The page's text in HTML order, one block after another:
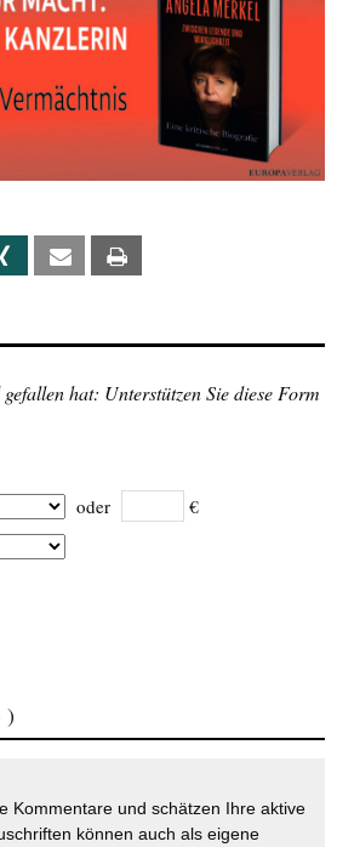
Xing Email
hat: Unterstützen Sie diese Form
oder €
)
Kommentare und schätzen Ihre aktive
können auch als eigene